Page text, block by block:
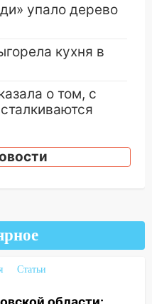
упало дерево
кухня в
о том, с
Розы
на
для всех
с 10 по 16
в
«море»
Статьи